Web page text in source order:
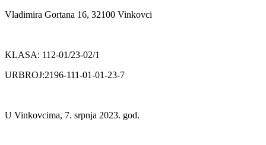
Vladimira Gortana 16, 32100 Vinkovci
KLASA: 112-01/23-02/1
URBROJ:2196-111-01-01-23-7
U Vinkovcima, 7. srpnja 2023. god.